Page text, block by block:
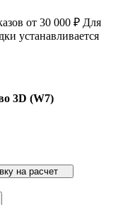
от 30 000 ₽ Для
устанавливается
3D (W7)
на расчет